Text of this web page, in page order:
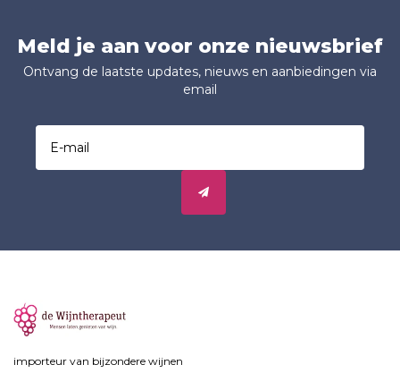
Meld je aan voor onze nieuwsbrief
Ontvang de laatste updates, nieuws en aanbiedingen via
email
importeur van bijzondere wijnen